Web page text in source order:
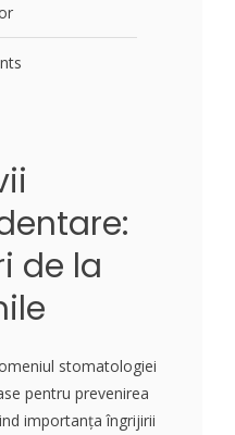
de la
stomatologiei
pentru prevenirea
importanța îngrijirii